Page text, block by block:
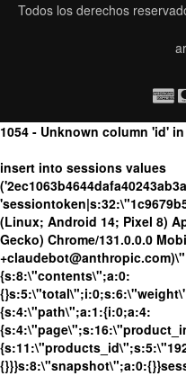
Todos los derechos
1054 - Unknown column 'id'
insert into sessions values
(Linux; Android 14; Pixel 8)
Gecko) Chrome/131.0.0.0
{s:8:\"contents\";a:0:
{s:4:\"path\";a:1:{i:0;a:4: